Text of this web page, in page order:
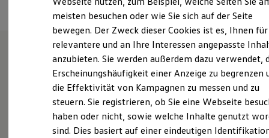
Notdienst und Pannenhilfe
Software, Konnektivität & Apps
California App
VW Connect für Ihren ID. Buzz
VW Connect für Ihren Transporter/Caravelle
VW Connect für Ihren Amarok
VW Connect für andere Modelle
Connect Pro
Fleet Interface Data
Multistop Pathfinder
Übersicht Software Updates
Hilfreiches für Besitzer
Unsere Leistungenim
Überblick
Service
meisten besuchen oder wie Sie sich auf der Seite
bewegen. Der Zweck dieser Cookies ist es, Ihnen für
relevantere und an Ihre Interessen angepasste
anzubieten. Sie werden außerdem dazu verwendet,
Erscheinungshäufigkeit einer Anzeige zu begrenzen
die Effektivität von Kampagnen zu messen und zu
steuern. Sie registrieren, ob Sie eine Webseite
haben oder nicht, sowie welche Inhalte genutzt
sind. Dies basiert auf einer eindeutigen